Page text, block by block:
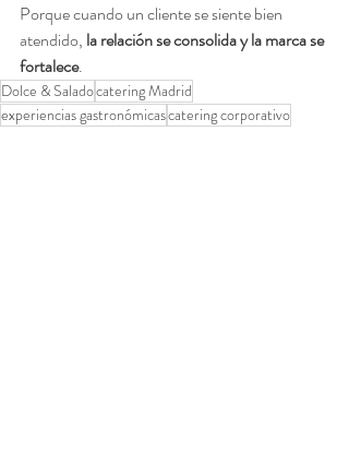
Porque cuando un cliente se siente bien
atendido, la relación se consolida y la marca se
fortalece.
Dolce & Saladocatering Madrid
experiencias gastronómicascatering corporativo